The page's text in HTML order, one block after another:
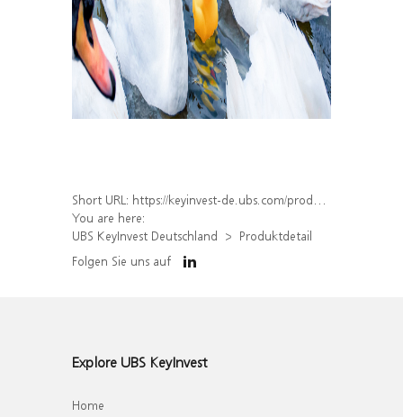
Short URL: https://keyinvest-de.ubs.com/produkt/detail/index/isin/DE000WA6ZY53
You are here:
UBS KeyInvest Deutschland
Produktdetail
Folgen Sie uns auf
Explore UBS KeyInvest
Home